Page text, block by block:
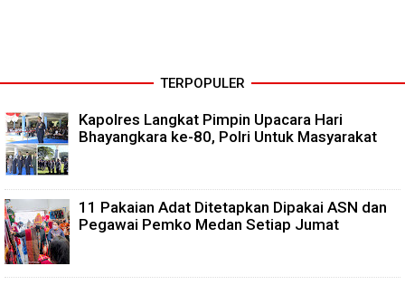
TERPOPULER
Kapolres Langkat Pimpin Upacara Hari
Bhayangkara ke-80, Polri Untuk Masyarakat
11 Pakaian Adat Ditetapkan Dipakai ASN dan
Pegawai Pemko Medan Setiap Jumat